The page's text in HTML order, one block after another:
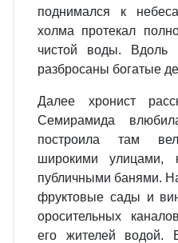
поднимался к
холма протекал
чистой воды. Вдоль
разбросаны богатые
Далее хронист
Семирамида
построила там
широкими улицами,
публичными банями.
фруктовые сады и
оросительных
его жителей водой.